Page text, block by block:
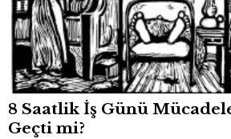
8 Saatlik İş Günü
Geçti mi?